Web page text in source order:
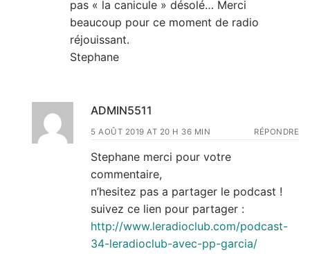
pas « la canicule » désolé… Merci
beaucoup pour ce moment de radio
réjouissant.
Stephane
ADMIN5511
5 AOÛT 2019 AT 20 H 36 MIN RÉPONDRE
Stephane merci pour votre
commentaire,
n’hesitez pas a partager le podcast !
suivez ce lien pour partager :
http://www.leradioclub.com/podcast-
34-leradioclub-avec-pp-garcia/